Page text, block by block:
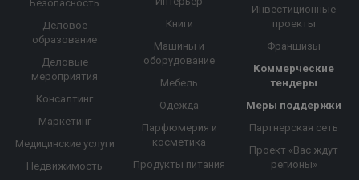
Безопасность
Деловое
образование
Деловые
мероприятия
Консалтинг
Маркетинг
Медицинские услуги
Недвижимость
Книги
Машины и
оборудование
Мебель
Одежда
Парфюмерия и
косметика
Продукты питания
Инвестиционные
проекты
Франшизы
Коммерческие
тендеры
Меры поддержки
Партнерская сеть
Проект «Вас ждут
регионы»